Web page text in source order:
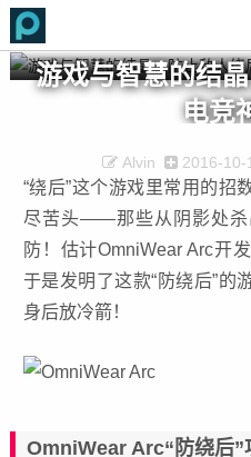
游戏与智慧的结
电竞
Alvin 2016-10-
“绕后”这个游戏里常用的招
尽苦头——那些从阴影处杀
防！估计OmniWear Arc开
于是发明了这款“防绕后”的
身后放冷箭！
OmniWear Arc“防绕后”